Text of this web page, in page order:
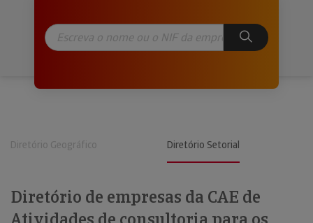
Diretório Geográfico Diretório Setorial
Diretório de empresas da CAE de